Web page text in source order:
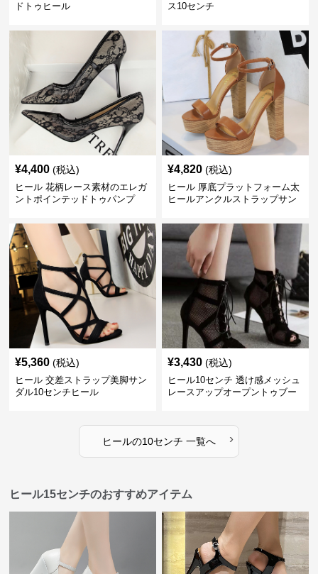
ドトゥヒール
ス10センチ
¥4,400 (税込)
ヒール 花柄レース素材のエレガ
ントポインテッドトゥパンプ
¥4,820 (税込)
ヒール 厚底プラットフォーム太
ヒールアンクルストラップサン
¥5,360 (税込)
ヒール 交差ストラップ美脚サン
ダル10センチヒール
¥3,430 (税込)
ヒール10センチ 透け感メッシュ
レースアップオープントゥブー
ヒールの10センチ 一覧へ ›
ヒール15センチのおすすめアイテム